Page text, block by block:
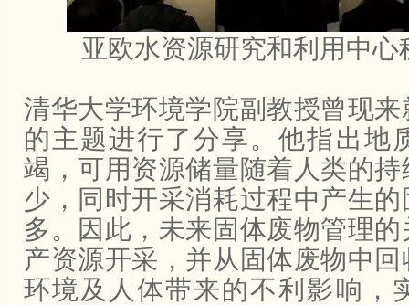
亚欧水资源研究和利用中心
清华大学环境学院副教授曾现
的主题进行了分享。他指出地
竭，可用资源储量随着人类的
少，同时开采消耗过程中产生
多。因此，未来固体废物管理
产资源开采，并从固体废物中
环境及人体带来的不利影响，